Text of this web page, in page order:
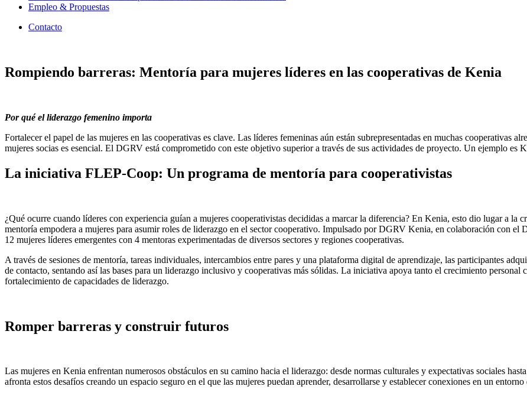
Empleo & Propuestas
Contacto
Rompiendo barreras: Mentoría para mujeres líderes en las cooperativas de Kenia
Por qué el liderazgo femenino importa
Fortalecer el papel de las mujeres en las cooperativas es clave. Las líderes femeninas aún están subrepresentadas en muchas cooperativas
mujeres socias es esencial. El DGRV está comprometido con este objetivo superior a través de sus actividades de proyecto. Un ejemplo es
La iniciativa FLEP-Coop: Un programa de mentoría para cooperativistas
¿Qué ocurre cuando líderes con experiencia guían a mujeres cooperativistas decididas a marcar la diferencia? En Kenia, esto dio lugar a
mentoría empodera a mujeres para asumir roles de liderazgo en el sector cooperativo. Impulsado por DGRV Kenia, en colaboración con el
12 mujeres líderes emergentes con 4 mentoras experimentadas de diversos sectores y regiones cooperativas.
A través de sesiones de mentoría, tareas individuales, intercambios entre pares y una plataforma digital de aprendizaje, las participantes
de contacto, sentando así las bases para un liderazgo inclusivo y cooperativas más sólidas. La iniciativa apoya tanto el crecimiento
fortalecimiento de capacidades de liderazgo.
Romper barreras y construir futuros
Las mujeres en Kenia enfrentan numerosos obstáculos en su camino hacia el liderazgo: desde normas culturales y expectativas sociales
afronta estos desafíos creando un espacio seguro en el que las mujeres puedan aprender, desarrollarse y establecer conexiones en un entorno